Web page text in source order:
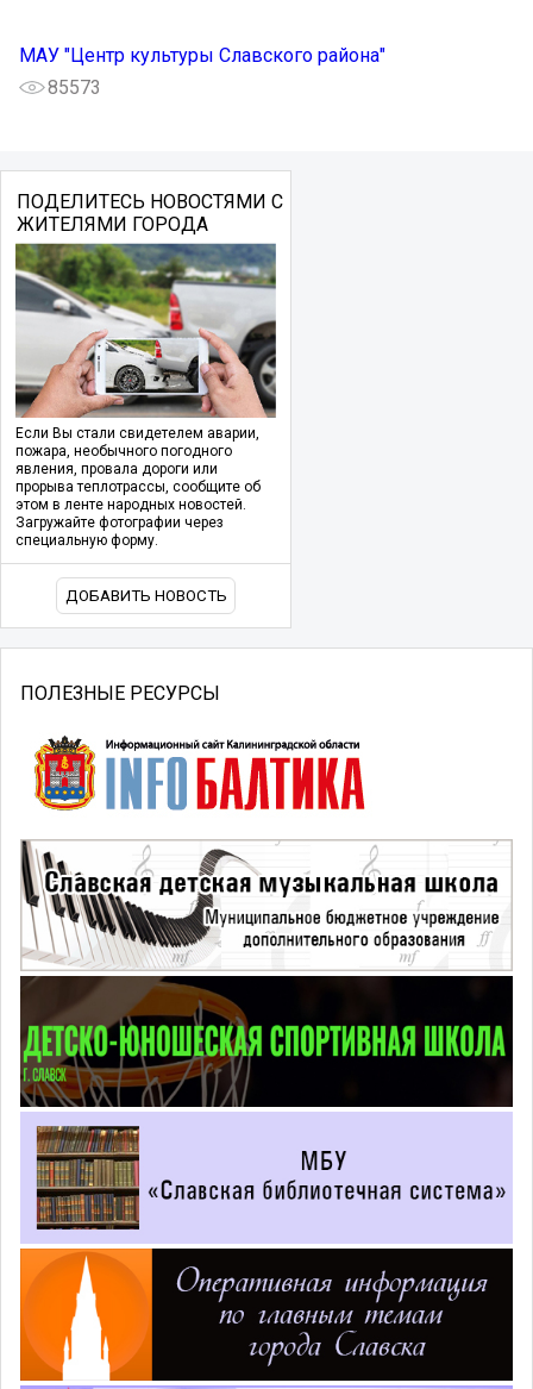
МАУ "Центр культуры Славского района"
85573
ПОДЕЛИТЕСЬ НОВОСТЯМИ С
ЖИТЕЛЯМИ ГОРОДА
Если Вы стали свидетелем аварии,
пожара, необычного погодного
явления, провала дороги или
прорыва теплотрассы, сообщите об
этом в ленте народных новостей.
Загружайте фотографии через
специальную форму.
ДОБАВИТЬ НОВОСТЬ
ПОЛЕЗНЫЕ РЕСУРСЫ